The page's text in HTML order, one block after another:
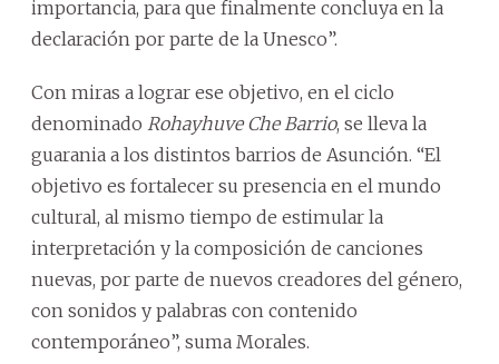
importancia, para que finalmente concluya en la
declaración por parte de la Unesco”.
Con miras a lograr ese objetivo, en el ciclo
denominado Rohayhuve Che Barrio, se lleva la
guarania a los distintos barrios de Asunción. “El
objetivo es fortalecer su presencia en el mundo
cultural, al mismo tiempo de estimular la
interpretación y la composición de canciones
nuevas, por parte de nuevos creadores del género,
con sonidos y palabras con contenido
contemporáneo”, suma Morales.